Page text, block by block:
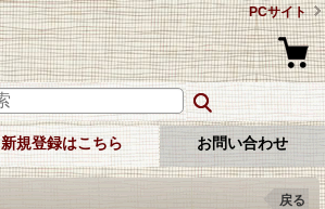
PCサイト
新規登録はこちら お問い合わせ
戻る